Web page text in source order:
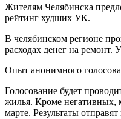
Жителям Челябинска
рейтинг худших УК.
В челябинском регионе
расходах денег на ремонт.
Опыт анонимного
Голосование будет
жилья. Кроме негативных,
марте. Результаты